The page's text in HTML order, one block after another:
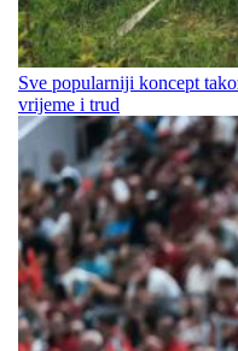
Sve popularniji koncept
vrijeme i trud